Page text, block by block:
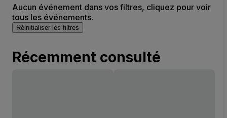
Aucun événement dans vos filtres, cliquez pour voir
tous les événements.
Réinitialiser les filtres
Récemment consulté